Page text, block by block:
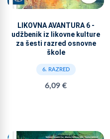
LIKOVNA AVANTURA 6 -
udžbenik iz likovne kulture
za šesti razred osnovne
škole
6. RAZRED
6,09 €